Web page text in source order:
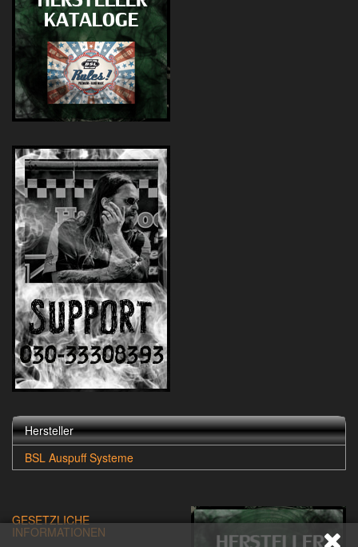
Hersteller
BSL Auspuff Systeme
GESETZLICHE
INFORMATIONEN